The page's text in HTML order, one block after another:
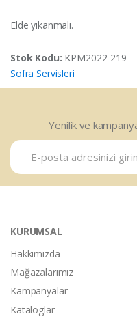
Elde yıkanmalı.
Stok Kodu: KPM2022-219
Sofra Servisleri
Yenilik ve
KURUMSAL
Hakkımızda
Mağazalarımız
Kampanyalar
Kataloglar